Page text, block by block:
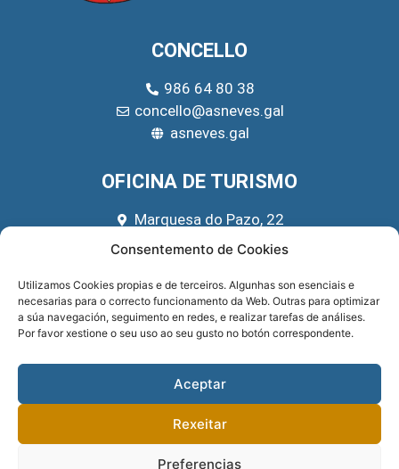
Consentemento de Cookies
Utilizamos Cookies propias e de terceiros. Algunhas son esenciais e
necesarias para o correcto funcionamento da Web. Outras para optimizar
a súa navegación, seguimento en redes, e realizar tarefas de análises.
Por favor xestione o seu uso ao seu gusto no botón correspondente.
Aceptar
Rexeitar
Preferencias
CONCELLO
986 64 80 38
concello@asneves.gal
asneves.gal
OFICINA DE TURISMO
Marquesa do Pazo, 22
666 39 45 65
REDES SOCIAIS